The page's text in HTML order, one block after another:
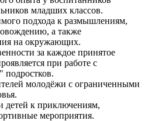
младших классов.
подхода к размышлениям,
а также
на окружающих.
за каждое принятое
при работе с
подростков.
молодёжи с ограниченными
детей к приключениям,
мероприятия.